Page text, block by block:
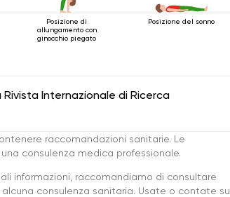
Posizione di
allungamento con
ginocchio piegato
Posizione del sonno
Internazionale di Ricerca
raccomandazioni sanitarie. Le
consulenza medica professionale.
informazioni, raccomandiamo di consultare
consulenza sanitaria. Usate o contate su